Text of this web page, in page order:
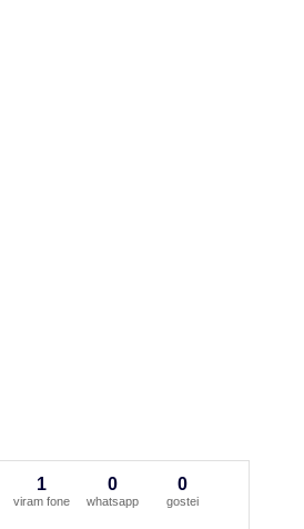
1
viram fone
0
whatsapp
0
gostei